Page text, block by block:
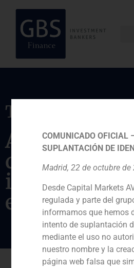
Transacción
Análisis
de las
inversiones
en España
COMUNICADO OFICIAL
SUPLANTACIÓN DE
Madrid, 22 de octubre de
Desde Capital Markets
regulada y parte del
informamos que hemos
intento de suplantación
mediante el uso no
nuestro nombre y la
página web falsa que